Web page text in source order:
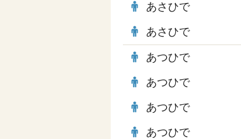
あさひで
あさひで
あつひで
あつひで
あつひで
あつひで